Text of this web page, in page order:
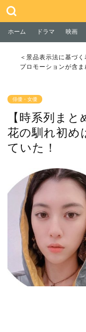
ホーム ドラマ 映画
＜景品表示法に基づ
プロモーションが含ま
俳優・女優
【時系列ま
花の馴れ初め
ていた！